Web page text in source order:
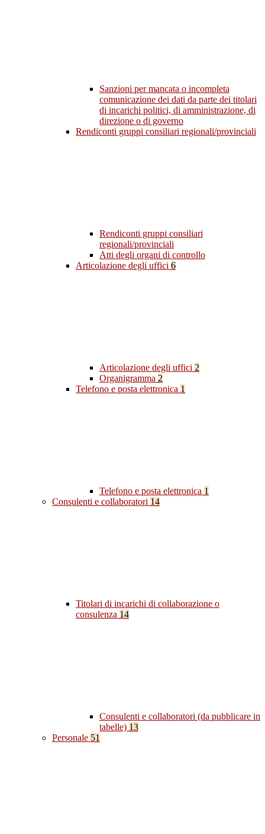
Sanzioni per mancata o incompleta
comunicazione dei dati da parte dei titolari
di incarichi politici, di amministrazione, di
direzione o di governo
Rendiconti gruppi consiliari regionali/provinciali
Rendiconti gruppi consiliari
regionali/provinciali
Atti degli organi di controllo
Articolazione degli uffici 6
Articolazione degli uffici 2
Organigramma 2
Telefono e posta elettronica 1
Telefono e posta elettronica 1
Consulenti e collaboratori 14
Titolari di incarichi di collaborazione o
consulenza 14
Consulenti e collaboratori (da pubblicare in
tabelle) 13
Personale 51